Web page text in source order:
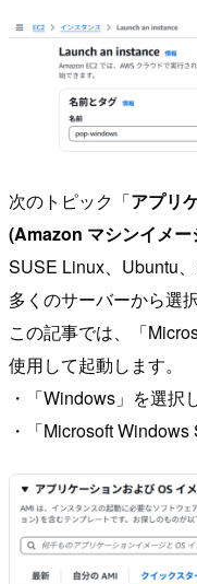
次のトピック「アプリ
(Amazon マシンイメー
SUSE Linux、Ubuntu
多くのサーバーから選
この記事では、「
使用して起動します。
・「Windows」を選択
・「Microsoft